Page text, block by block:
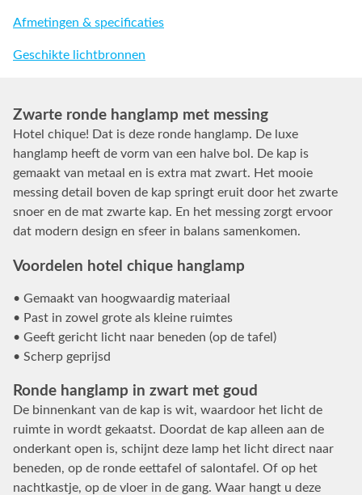
Afmetingen & specificaties
Geschikte lichtbronnen
Zwarte ronde hanglamp met messing
Hotel chique! Dat is deze ronde hanglamp. De luxe
hanglamp heeft de vorm van een halve bol. De kap is
gemaakt van metaal en is extra mat zwart. Het mooie
messing detail boven de kap springt eruit door het zwarte
snoer en de mat zwarte kap. En het messing zorgt ervoor
dat modern design en sfeer in balans samenkomen.
Voordelen hotel chique hanglamp
• Gemaakt van hoogwaardig materiaal
• Past in zowel grote als kleine ruimtes
• Geeft gericht licht naar beneden (op de tafel)
• Scherp geprijsd
Ronde hanglamp in zwart met goud
De binnenkant van de kap is wit, waardoor het licht de
ruimte in wordt gekaatst. Doordat de kap alleen aan de
onderkant open is, schijnt deze lamp het licht direct naar
beneden, op de ronde eettafel of salontafel. Of op het
nachtkastje, op de vloer in de gang. Waar hangt u deze